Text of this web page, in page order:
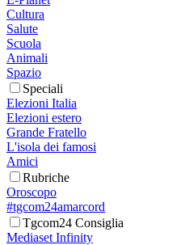
Cultura
Salute
Scuola
Animali
Spazio
Speciali
Elezioni Italia
Elezioni estero
Grande Fratello
L'isola dei famosi
Amici
Rubriche
Oroscopo
#tgcom24amarcord
Tgcom24 Consiglia
Mediaset Infinity